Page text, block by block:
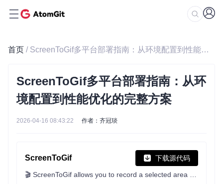
首页 / ScreenToGif多平台部署指南：从环境配置到性能优化的完整方案
ScreenToGif多平台部署指南：从环
境配置到性能优化的完整方案
2026-04-16 08:43:22 作者：齐冠琰
ScreenToGif 下载源代码